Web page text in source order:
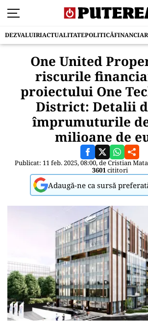
DEZVALUIRIACTUALITATEPOLITICĂFINANCIAR
One United
riscurile
proiectului One
District: Detalii
împrumuturile
milioane de
Publicat: 11 feb. 2025, 08:00, deCristian
3601cititori
Adaugă-ne ca sursă